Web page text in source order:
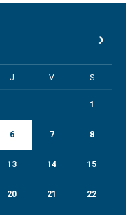
J V S
1
6 7 8
13 14 15
20 21 22